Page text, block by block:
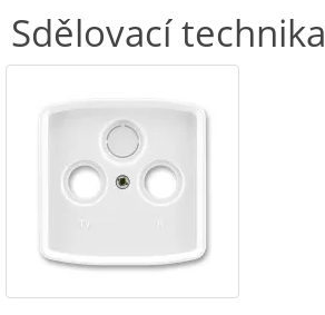
Sdělovací technika